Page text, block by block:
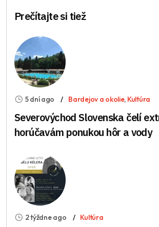
Prečítajte si tiež
5 dní ago Bardejov a okolie, Kultúra
Severovýchod Slovenska čelí
horúčavám ponukou hôr a vody
2 týždne ago Kultúra